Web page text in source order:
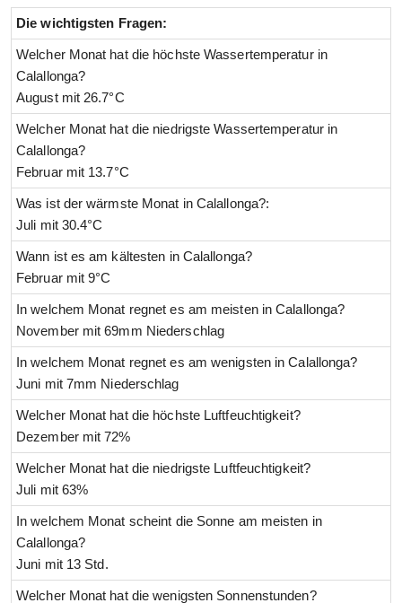
Die wichtigsten Fragen:
Welcher Monat hat die höchste Wassertemperatur in
Calallonga?
August mit 26.7°C
Welcher Monat hat die niedrigste Wassertemperatur in
Calallonga?
Februar mit 13.7°C
Was ist der wärmste Monat in Calallonga?:
Juli mit 30.4°C
Wann ist es am kältesten in Calallonga?
Februar mit 9°C
In welchem Monat regnet es am meisten in Calallonga?
November mit 69mm Niederschlag
In welchem Monat regnet es am wenigsten in Calallonga?
Juni mit 7mm Niederschlag
Welcher Monat hat die höchste Luftfeuchtigkeit?
Dezember mit 72%
Welcher Monat hat die niedrigste Luftfeuchtigkeit?
Juli mit 63%
In welchem Monat scheint die Sonne am meisten in
Calallonga?
Juni mit 13 Std.
Welcher Monat hat die wenigsten Sonnenstunden?